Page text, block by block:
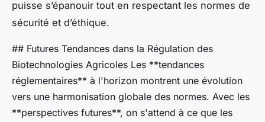
puisse s’épanouir tout en respectant les normes de
sécurité et d’éthique.
## Futures Tendances dans la Régulation des
Biotechnologies Agricoles Les **tendances
réglementaires** à l'horizon montrent une évolution
vers une harmonisation globale des normes. Avec les
**perspectives futures**, on s'attend à ce que les